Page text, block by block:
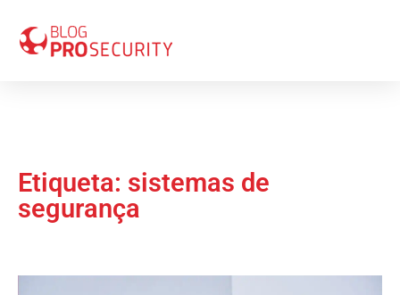
Etiqueta: sistemas de
segurança